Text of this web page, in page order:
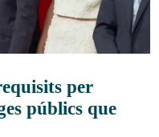
per
públics que